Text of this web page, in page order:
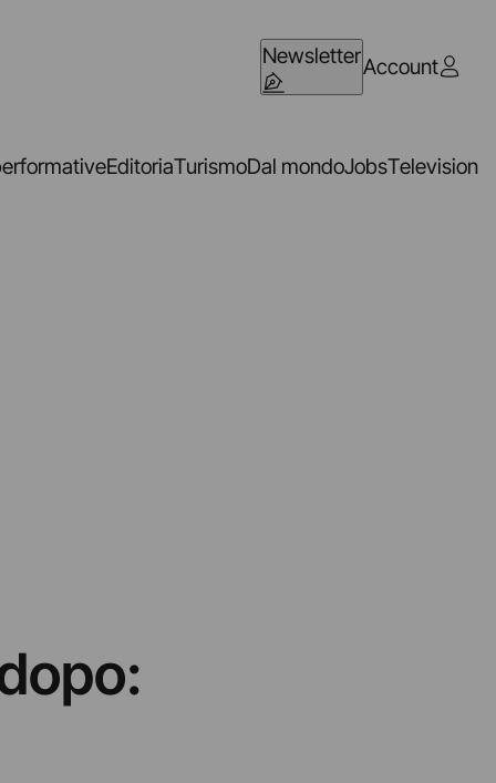
NewsletterAccount
EditoriaTurismoDal mondoJobsTelevision